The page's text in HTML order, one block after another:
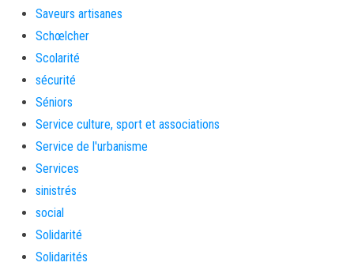
Saveurs artisanes
Schœlcher
Scolarité
sécurité
Séniors
Service culture, sport et associations
Service de l'urbanisme
Services
sinistrés
social
Solidarité
Solidarités